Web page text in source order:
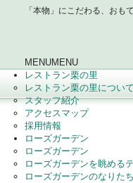
「本物」にこだわる、お
MENUMENU
レストラン栗の里
レストラン栗の里について
スタッフ紹介
アクセスマップ
採用情報
ローズガーデン
ローズガーデン
ローズガーデンを眺める
ローズガーデンのなりたち